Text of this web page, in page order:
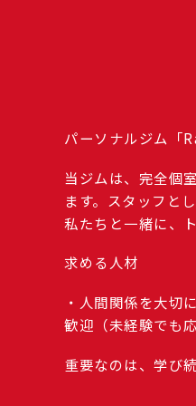
パーソナルジム「
当ジムは、完全個
ます。スタッフと
私たちと一緒に、
求める人材
・人間関係を大切
歓迎（未経験でも応
重要なのは、学び